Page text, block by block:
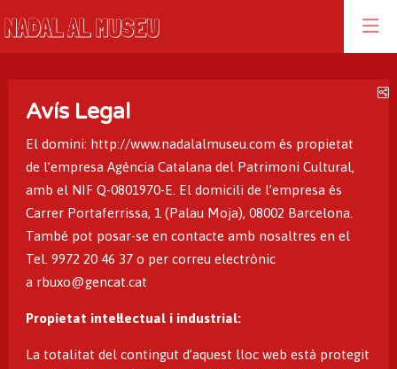
Avís Legal
El domini: http://www.nadalalmuseu.comés propietat
de l’empresa Agència Catalana del Patrimoni Cultural,
amb el NIF Q-0801970-E. El domicili de l’empresa és
Carrer Portaferrissa, 1 (Palau Moja), 08002 Barcelona.
També pot posar-se en contacte amb nosaltres en el
Tel. 9972 20 46 37 o per correu electrònic
a rbuxo@gencat.cat
Propietat intel·lectual i industrial:
La totalitat del contingut d’aquest lloc web està protegit